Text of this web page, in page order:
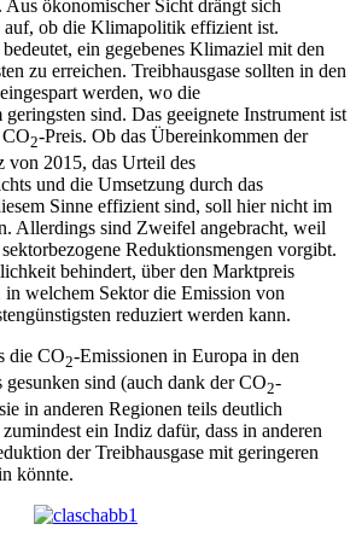
ökonomischer Sicht drängt sich
auf, ob die Klimapolitik effizient ist.
ein gegebenes Klimaziel mit den
zu erreichen. Treibhausgase sollten in den
werden, wo die
sind. Das geeignete Instrument ist
2-Preis. Ob das Übereinkommen der
von 2015, das Urteil des
und die Umsetzung durch das
Sinne effizient sind, soll hier nicht im
Allerdings sind Zweifel angebracht, weil
Reduktionsmengen vorgibt.
behindert, über den Marktpreis
in welchem Sektor die Emission von
reduziert werden kann.
die CO2-Emissionen in Europa in den
gesunken sind (auch dank der CO2-
in anderen Regionen teils deutlich
ein Indiz dafür, dass in anderen
der Treibhausgase mit geringeren
könnte.